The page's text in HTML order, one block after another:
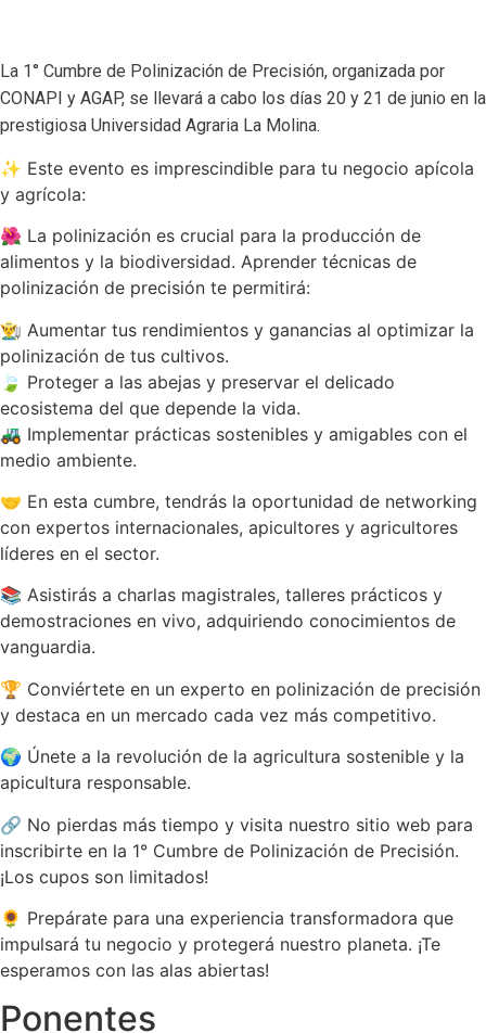
La 1° Cumbre de Polinización de Precisión, organizada por
CONAPI y AGAP, se llevará a cabo los días 20 y 21 de junio en la
prestigiosa Universidad Agraria La Molina.
✨ Este evento es imprescindible para tu negocio apícola
y agrícola:
🌺 La polinización es crucial para la producción de
alimentos y la biodiversidad. Aprender técnicas de
polinización de precisión te permitirá:
👨‍🌾 Aumentar tus rendimientos y ganancias al optimizar la
polinización de tus cultivos.
🍃 Proteger a las abejas y preservar el delicado
ecosistema del que depende la vida.
🚜 Implementar prácticas sostenibles y amigables con el
medio ambiente.
🤝 En esta cumbre, tendrás la oportunidad de networking
con expertos internacionales, apicultores y agricultores
líderes en el sector.
📚 Asistirás a charlas magistrales, talleres prácticos y
demostraciones en vivo, adquiriendo conocimientos de
vanguardia.
🏆 Conviértete en un experto en polinización de precisión
y destaca en un mercado cada vez más competitivo.
🌍 Únete a la revolución de la agricultura sostenible y la
apicultura responsable.
🔗 No pierdas más tiempo y visita nuestro sitio web para
inscribirte en la 1° Cumbre de Polinización de Precisión.
¡Los cupos son limitados!
🌻 Prepárate para una experiencia transformadora que
impulsará tu negocio y protegerá nuestro planeta. ¡Te
esperamos con las alas abiertas!
Ponentes